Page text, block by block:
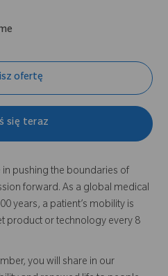
ofertę
się teraz
pushing the boundaries of
forward. As a global medical
years, a patient’s mobility is
product or technology every 8
you will share in our